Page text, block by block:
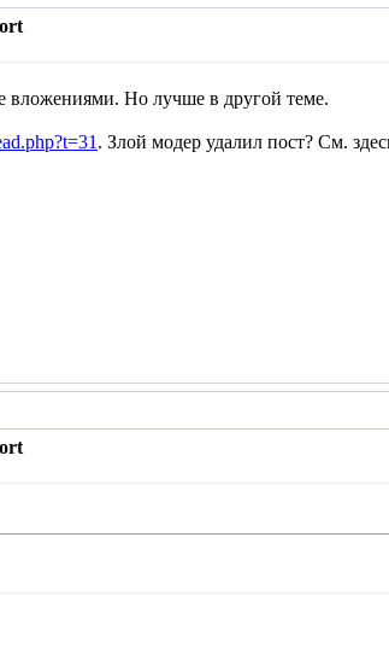
Но лучше в другой теме.
. Злой модер удалил пост? См.